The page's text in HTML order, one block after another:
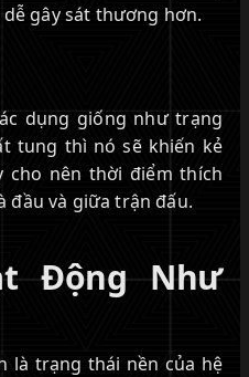
gây sát thương hơn.
dụng giống như trạng
tung thì nó sẽ khiến kẻ
cho nên thời điểm thích
đầu và giữa trận đấu.
Động Như
là trạng thái nền của hệ